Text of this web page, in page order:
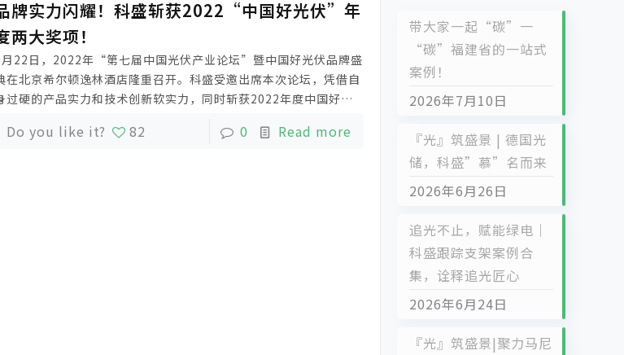
牌实力闪耀！科盛斩获2022“中国好光伏”年
两大奖项！
22日，2022年“第七届中国光伏产业论坛”暨中国好光伏品牌盛
在北京希尔顿逸林酒店隆重召开。科盛受邀出席本次论坛，凭借自
过硬的产品实力和技术创新软实力，同时斩获2022年度中国好光
伏“年度BIPV十大品牌”和“年度光伏支架十大品牌”两项殊荣。
Do you like it? 82 0 Read more
带大家一起“碳”一
“碳”福建省的一站式
案例！
2026年7月10日
『光』筑盛景 | 德国光
储，科盛”慕”名而来
2026年6月26日
追光不止，赋能绿电｜
科盛跟踪支架案例合
集，诠释追光匠心
2026年6月24日
『光』筑盛景|聚力马尼